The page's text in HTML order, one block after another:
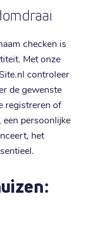
checken is
Met onze
controleer
de gewenste
registreren of
persoonlijke
het